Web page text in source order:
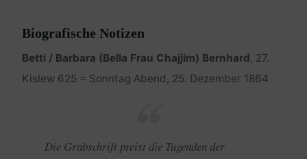
Biografische Notizen
Betti / Barbara (Bella Frau Chajjim) Bernhard, 27.
Kislew 625 = Sonntag Abend, 25. Dezember 1864
Die Grabschrift preist die Tugenden der